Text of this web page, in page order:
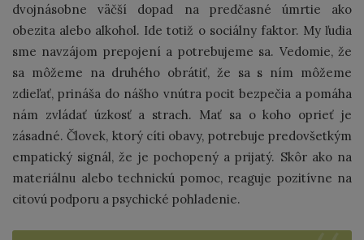
dvojnásobne väčší dopad na predčasné úmrtie ako
obezita alebo alkohol. Ide totiž o sociálny faktor. My ľudia
sme navzájom prepojení a potrebujeme sa. Vedomie, že
sa môžeme na druhého obrátiť, že sa s ním môžeme
zdieľať, prináša do nášho vnútra pocit bezpečia a pomáha
nám zvládať úzkosť a strach. Mať sa o koho oprieť je
zásadné. Človek, ktorý cíti obavy, potrebuje predovšetkým
empatický signál, že je pochopený a prijatý. Skôr ako na
materiálnu alebo technickú pomoc, reaguje pozitívne na
citovú podporu a psychické pohladenie.